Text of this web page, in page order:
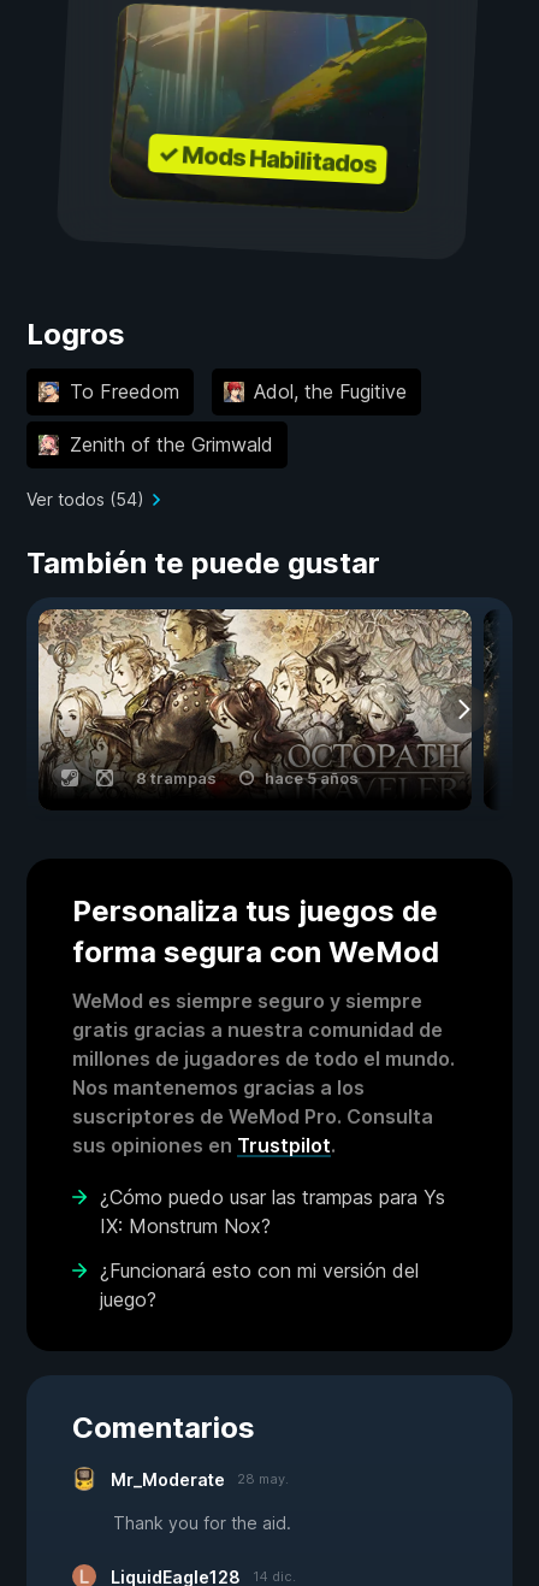
✓ Mods Habilitados
Logros
To Freedom Adol, the Fugitive
Zenith of the Grimwald
Ver todos (54)
También te puede gustar
8 trampas hace 5 años
Personaliza tus juegos de
forma segura con WeMod
WeMod es siempre seguro y siempre
gratis gracias a nuestra comunidad de
millones de jugadores de todo el mundo.
Nos mantenemos gracias a los
suscriptores de WeMod Pro. Consulta
sus opiniones en Trustpilot.
¿Cómo puedo usar las trampas para Ys
IX: Monstrum Nox?
¿Funcionará esto con mi versión del
juego?
Comentarios
Mr_Moderate 28 may.
Thank you for the aid.
LiquidEagle128 14 dic.